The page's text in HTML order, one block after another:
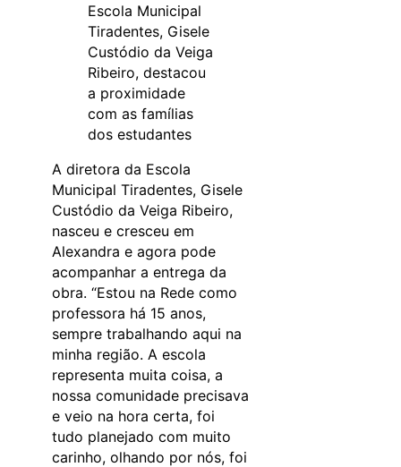
Escola Municipal
Tiradentes, Gisele
Custódio da Veiga
Ribeiro, destacou
a proximidade
com as famílias
dos estudantes
A diretora da Escola
Municipal Tiradentes, Gisele
Custódio da Veiga Ribeiro,
nasceu e cresceu em
Alexandra e agora pode
acompanhar a entrega da
obra. “Estou na Rede como
professora há 15 anos,
sempre trabalhando aqui na
minha região. A escola
representa muita coisa, a
nossa comunidade precisava
e veio na hora certa, foi
tudo planejado com muito
carinho, olhando por nós, foi